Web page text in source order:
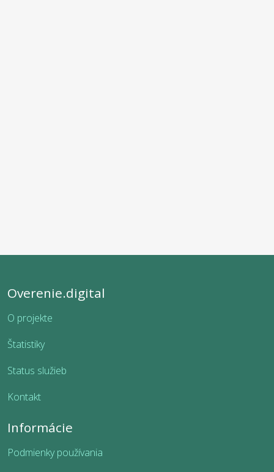
Overenie.digital
O projekte
Štatistiky
Status služieb
Kontakt
Informácie
Podmienky používania